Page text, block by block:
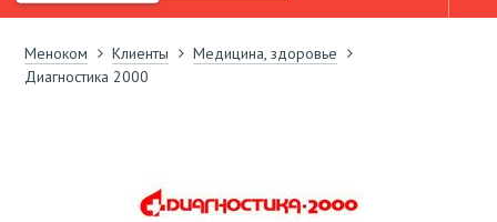
Меноком Клиенты
Медицина, здоровье
Диагностика 2000